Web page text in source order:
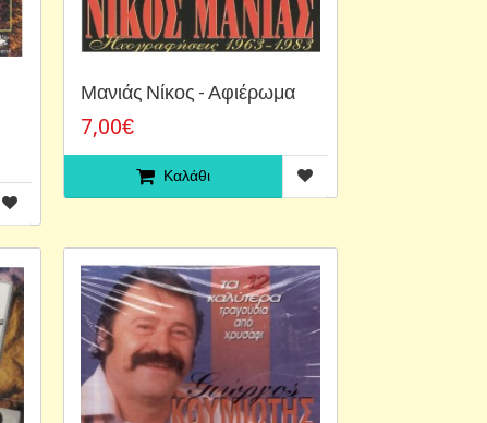
Μανιάς Νίκος - Αφιέρωμα
7,00€
Καλάθι